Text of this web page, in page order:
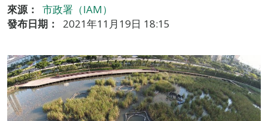
來源：
市政署（IAM）
發布日期：
2021年11月19日 18:15